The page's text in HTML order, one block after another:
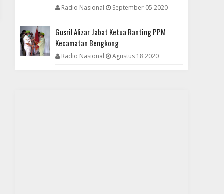
Radio Nasional September 05 2020
Gusril Alizar Jabat Ketua Ranting PPM
Kecamatan Bengkong
Radio Nasional Agustus 18 2020